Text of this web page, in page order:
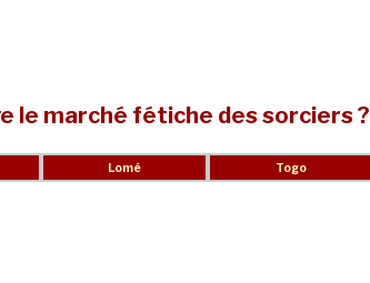
le marché fétiche des sorciers ?